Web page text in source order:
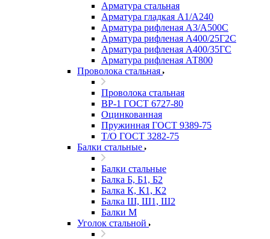
Арматура стальная
Арматура гладкая А1/А240
Арматура рифленая А3/А500С
Арматура рифленая А400/25Г2С
Арматура рифленая А400/35ГС
Арматура рифленая АТ800
Проволока стальная
Проволока стальная
ВР-1 ГОСТ 6727-80
Оцинкованная
Пружинная ГОСТ 9389-75
Т/О ГОСТ 3282-75
Балки стальные
Балки стальные
Балка Б, Б1, Б2
Балка К, К1, К2
Балка Ш, Ш1, Ш2
Балки М
Уголок стальной